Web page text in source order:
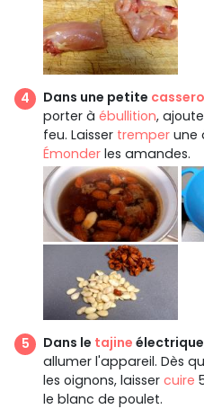
Dans une petite
porter à ébullition,
feu. Laisser tremper une
Émonder les amandes.
Dans le tajine électrique
allumer l'appareil. Dès
les oignons, laisser cuire
le blanc de poulet.